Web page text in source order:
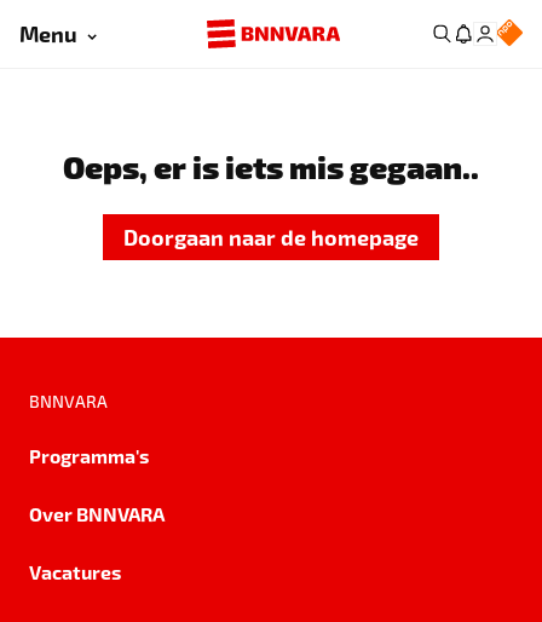
Menu
Oeps, er is iets mis gegaan..
Doorgaan naar de homepage
BNNVARA
Programma's
Over BNNVARA
Vacatures